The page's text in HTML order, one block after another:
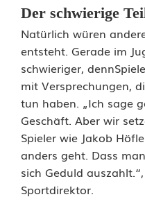
n
g
e
r
a
d
e
j
Der schwierige
Natürlich würen
entsteht. Gerade im
schwieriger,
mit Versprechungen,
tun haben. „Ich sage
Geschäft. Aber wir
Spieler wie Jakob
anders geht. Dass
sich Geduld
Sportdirektor.